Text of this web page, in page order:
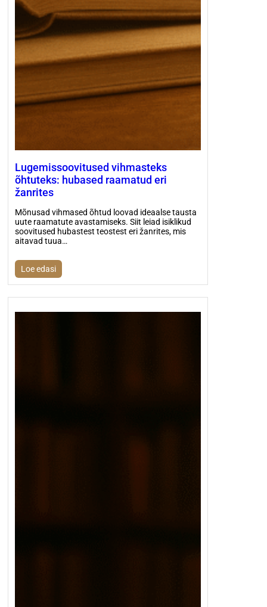
Lugemissoovitused vihmasteks
õhtuteks: hubased raamatud eri
žanrites
Mõnusad vihmased õhtud loovad ideaalse tausta
uute raamatute avastamiseks. Siit leiad isiklikud
soovitused hubastest teostest eri žanrites, mis
aitavad tuua…
Loe edasi